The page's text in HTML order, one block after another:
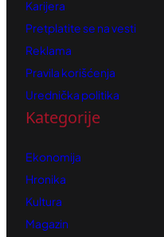
Karijera
Pretplatite se na vesti
Reklama
Pravila korišćenja
Urednička politika
Kategorije
Ekonomija
Hronika
Kultura
Magazin